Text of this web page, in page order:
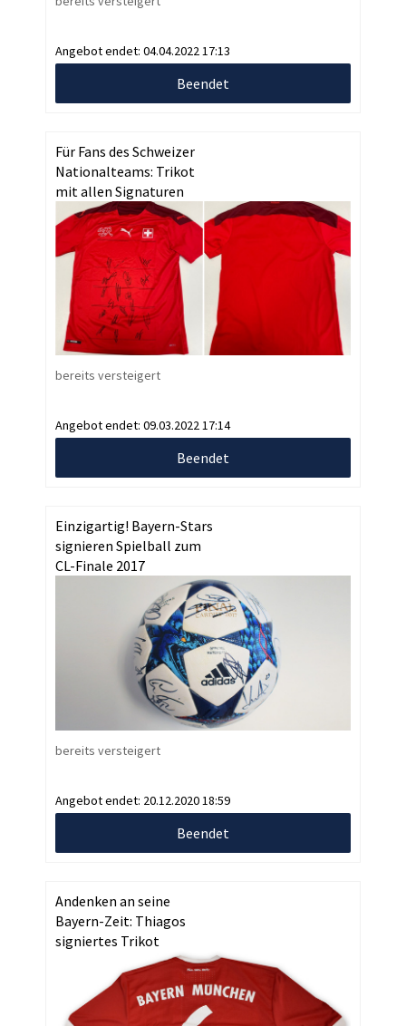
Angebot endet: 04.04.2022 17:13
Beendet
Für Fans des Schweizer
Nationalteams: Trikot
mit allen Signaturen
bereits versteigert
Angebot endet: 09.03.2022 17:14
Beendet
Einzigartig! Bayern-Stars
signieren Spielball zum
CL-Finale 2017
bereits versteigert
Angebot endet: 20.12.2020 18:59
Beendet
Andenken an seine
Bayern-Zeit: Thiagos
signiertes Trikot